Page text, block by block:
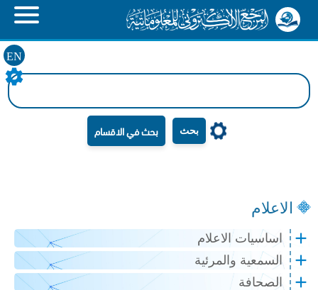
EN
بحث
الاعلام
اساسيات الاعلام
السمعية والمرئية
الصحافة